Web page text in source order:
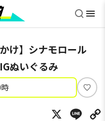
け】シナモロール
ぬいぐるみ
い
ね
X